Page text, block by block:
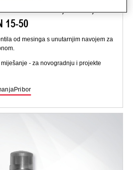
B3G460, PN 10, 110
15-50
od mesinga s unutarnjim navojem za
- za novogradnju i projekte
Pribor